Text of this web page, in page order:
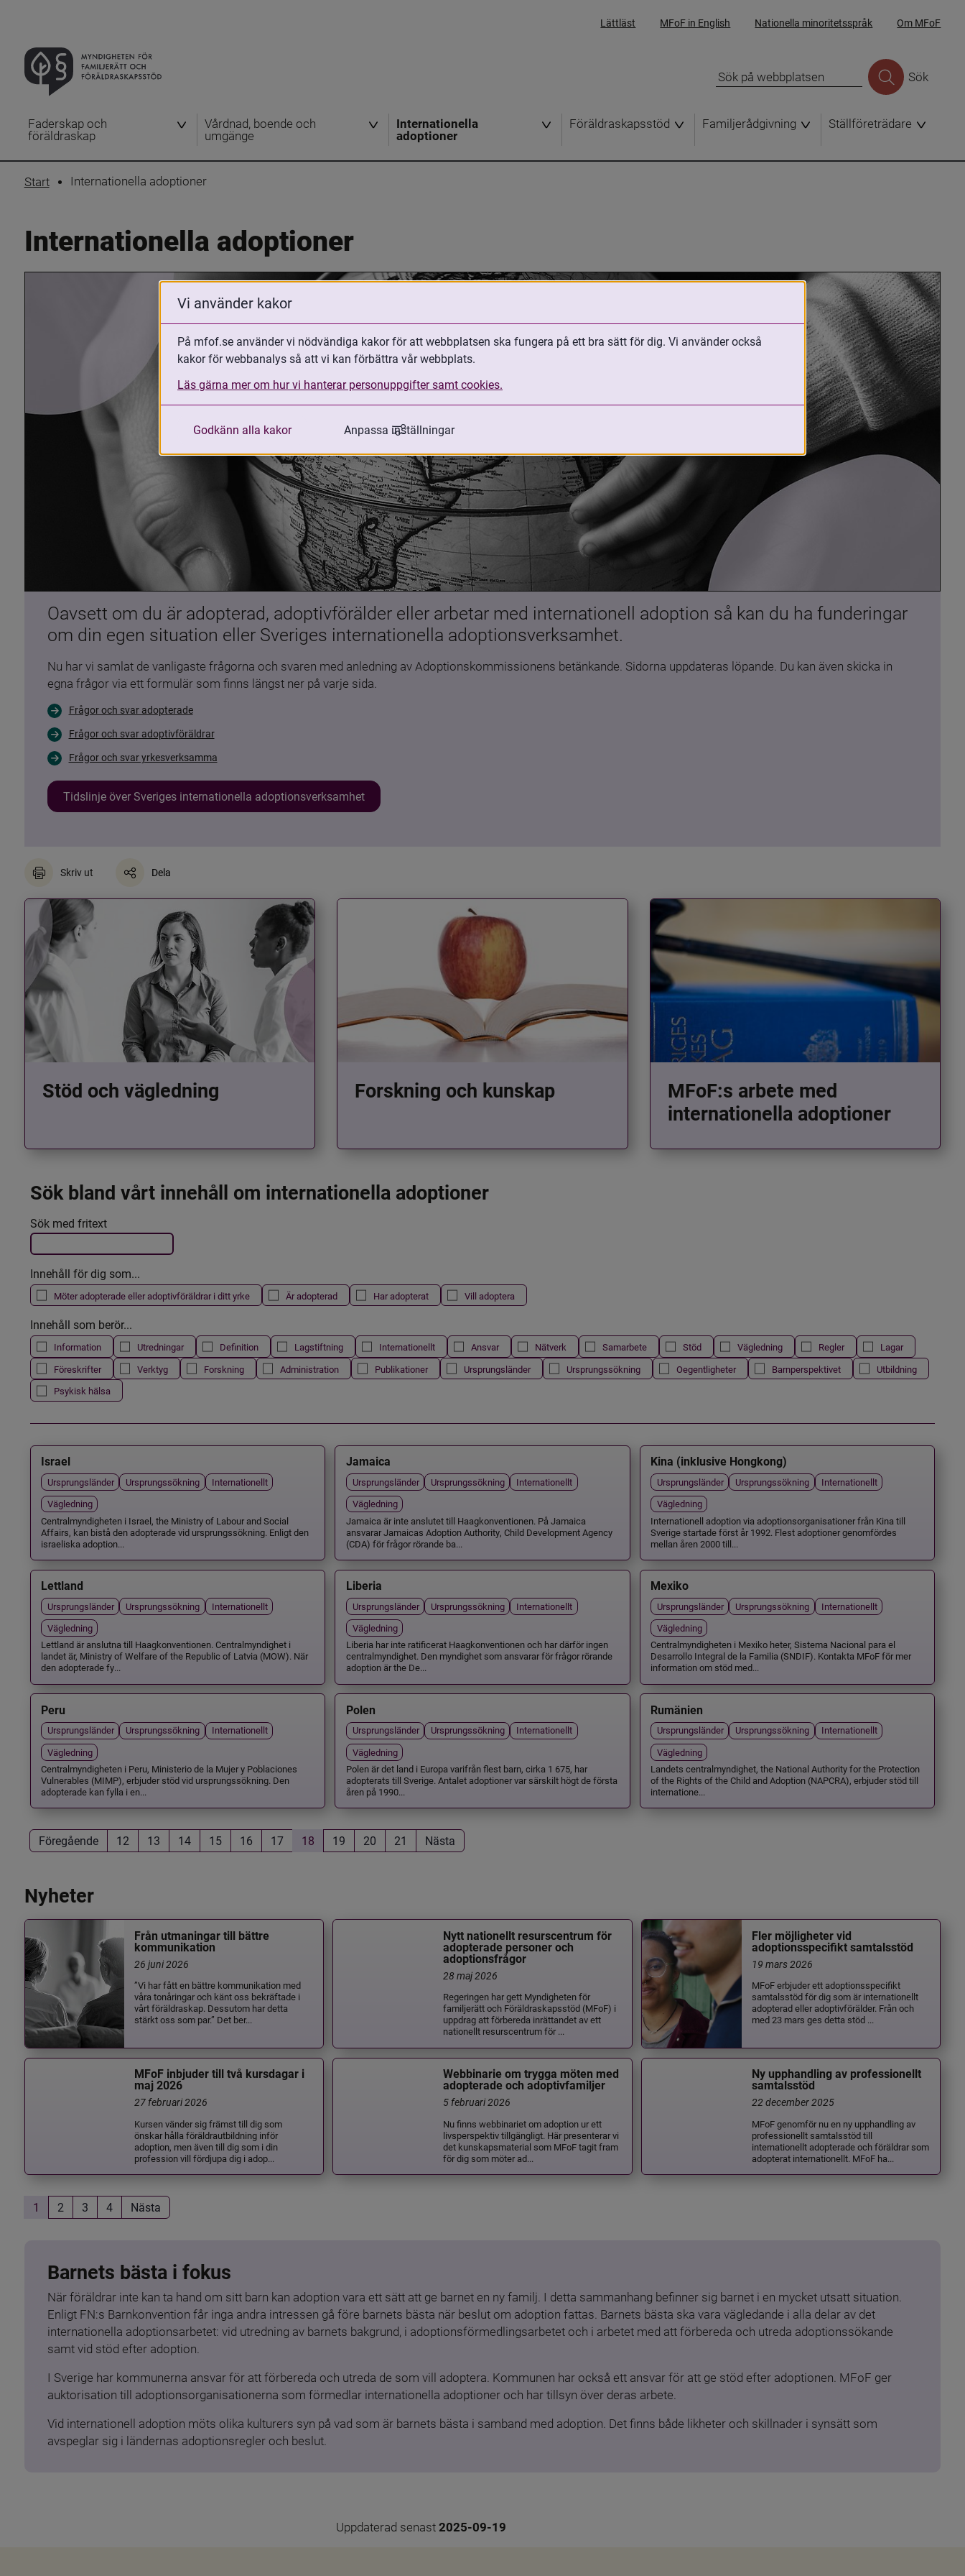
Lättläst MFoF in English Nationella minoritetsspråk Om MFoF
Sök
Faderskap och
föräldraskap
Vårdnad, boende och
umgänge
Internationella
adoptioner
Föräldraskapsstöd Familjerådgivning Ställföreträdare
Start Internationella adoptioner
Internationella adoptioner
Oavsett om du är adopterad, adoptivförälder eller arbetar med internationell adoption så kan du ha funderingar
om din egen situation eller Sveriges internationella adoptionsverksamhet.
Nu har vi samlat de vanligaste frågorna och svaren med anledning av Adoptionskommissionens betänkande. Sidorna uppdateras löpande. Du kan även skicka in
egna frågor via ett formulär som finns längst ner på varje sida.
Frågor och svar adopterade
Frågor och svar adoptivföräldrar
Frågor och svar yrkesverksamma
Tidslinje över Sveriges internationella adoptionsverksamhet
Skriv ut Dela
Stöd och vägledning Forskning och kunskap
MFoF:s arbete med
internationella adoptioner
Sök bland vårt innehåll om internationella adoptioner
Filtrera resultatet
Det här formuläret postas automatiskt
Sök med fritext
Innehåll för dig som...
Möter adopterade eller adoptivföräldrar i ditt yrke Är adopterad Har adopterat Vill adoptera
Innehåll som berör...
Information Utredningar Definition Lagstiftning Internationellt Ansvar Nätverk Samarbete Stöd Vägledning Regler
Lagar
Föreskrifter
Verktyg Forskning Administration Publikationer Ursprungsländer Ursprungssökning Oegentligheter Barnperspektivet
Utbildning
Psykisk hälsa
Israel
Ursprungsländer Ursprungssökning
Internationellt
Vägledning
Centralmyndigheten i Israel, the Ministry of Labour and Social
Affairs, kan bistå den adopterade vid ursprungssökning. Enligt den
israeliska adoption...
Jamaica
Ursprungsländer Ursprungssökning
Internationellt
Vägledning
Jamaica är inte anslutet till Haagkonventionen. På Jamaica
ansvarar Jamaicas Adoption Authority, Child Development Agency
(CDA) för frågor rörande ba...
Kina (inklusive Hongkong)
Ursprungsländer Ursprungssökning
Internationellt
Vägledning
Internationell adoption via adoptionsorganisationer från Kina till
Sverige startade först år 1992. Flest adoptioner genomfördes
mellan åren 2000 till...
Lettland
Ursprungsländer Ursprungssökning
Internationellt
Vägledning
Lettland är anslutna till Haagkonventionen. Centralmyndighet i
landet är, Ministry of Welfare of the Republic of Latvia (MOW). När
den adopterade fy...
Liberia
Ursprungsländer Ursprungssökning
Internationellt
Vägledning
Liberia har inte ratificerat Haagkonventionen och har därför ingen
centralmyndighet. Den myndighet som ansvarar för frågor rörande
adoption är the De...
Mexiko
Ursprungsländer Ursprungssökning
Internationellt
Vägledning
Centralmyndigheten i Mexiko heter, Sistema Nacional para el
Desarrollo Integral de la Familia (SNDIF). Kontakta MFoF för mer
information om stöd med...
Peru
Ursprungsländer Ursprungssökning
Internationellt
Vägledning
Centralmyndigheten i Peru, Ministerio de la Mujer y Poblaciones
Vulnerables (MIMP), erbjuder stöd vid ursprungssökning. Den
adopterade kan fylla i en...
Polen
Ursprungsländer Ursprungssökning
Internationellt
Vägledning
Polen är det land i Europa varifrån flest barn, cirka 1 675, har
adopterats till Sverige. Antalet adoptioner var särskilt högt de första
åren på 1990...
Rumänien
Ursprungsländer Ursprungssökning
Internationellt
Vägledning
Landets centralmyndighet, the National Authority for the Protection
of the Rights of the Child and Adoption (NAPCRA), erbjuder stöd till
internatione...
Föregående 12 13 14 15 16 17 18 19 20 21 Nästa
Nyheter
Från utmaningar till bättre
kommunikation
26 juni 2026
”Vi har fått en bättre kommunikation med
våra tonåringar och känt oss bekräftade i
vårt föräldraskap. Dessutom har detta
stärkt oss som par.” Det ber...
Nytt nationellt resurscentrum för
adopterade personer och
adoptionsfrågor
28 maj 2026
Regeringen har gett Myndigheten för
familjerätt och Föräldraskapsstöd (MFoF) i
uppdrag att förbereda inrättandet av ett
nationellt resurscentrum för ...
Fler möjligheter vid
adoptionsspecifikt samtalsstöd
19 mars 2026
MFoF erbjuder ett adoptionsspecifikt
samtalsstöd för dig som är internationellt
adopterad eller adoptivförälder. Från och
med 23 mars ges detta stöd ...
MFoF inbjuder till två kursdagar i
maj 2026
27 februari 2026
Kursen vänder sig främst till dig som
önskar hålla föräldrautbildning inför
adoption, men även till dig som i din
profession vill fördjupa dig i adop...
Webbinarie om trygga möten med
adopterade och adoptivfamiljer
5 februari 2026
Nu finns webbinariet om adoption ur ett
livsperspektiv tillgängligt. Här presenterar vi
det kunskapsmaterial som MFoF tagit fram
för dig som möter ad...
Ny upphandling av professionellt
samtalsstöd
22 december 2025
MFoF genomför nu en ny upphandling av
professionellt samtalsstöd till
internationellt adopterade och föräldrar som
adopterat internationellt. MFoF ha...
1 2 3 4 Nästa
Barnets bästa i fokus
När föräldrar inte kan ta hand om sitt barn kan adoption vara ett sätt att ge barnet en ny familj. I detta sammanhang befinner sig barnet i en mycket utsatt situation.
Enligt FN:s Barnkonvention får inga andra intressen gå före barnets bästa när beslut om adoption fattas. Barnets bästa ska vara vägledande i alla delar av det
internationella adoptionsarbetet: vid utredning av barnets bakgrund, i adoptionsförmedlingsarbetet och i arbetet med att förbereda och utreda adoptionssökande
samt vid stöd efter adoption.
I Sverige har kommunerna ansvar för att förbereda och utreda de som vill adoptera. Kommunen har också ett ansvar för att ge stöd efter adoptionen. MFoF ger
auktorisation till adoptionsorganisationerna som förmedlar internationella adoptioner och har tillsyn över deras arbete.
Vid internationell adoption möts olika kulturers syn på vad som är barnets bästa i samband med adoption. Det finns både likheter och skillnader i synsätt som
avspeglar sig i ländernas adoptionsregler och beslut.
Uppdaterad senast 2025-09-19
Vi använder kakor
På mfof.se använder vi nödvändiga kakor för att webbplatsen ska fungera på ett bra sätt för dig. Vi använder också
kakor för webbanalys så att vi kan förbättra vår webbplats.
Läs gärna mer om hur vi hanterar personuppgifter samt cookies.
Godkänn alla kakor Anpassa inställningar